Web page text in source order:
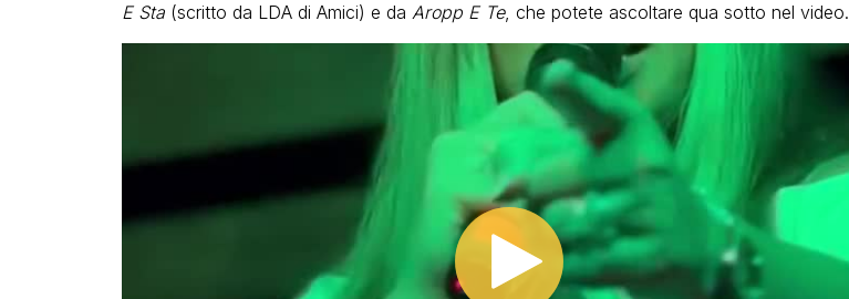
E Sta(scritto da LDA di Amici) e da Aropp E Te, che potete ascoltare qua sotto nel video.